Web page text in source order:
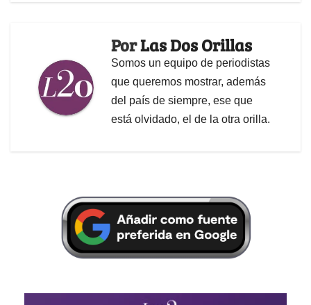
PorLas Dos Orillas
Somos un equipo de periodistas
que queremos mostrar, además
del país de siempre, ese que
está olvidado, el de la otra orilla.